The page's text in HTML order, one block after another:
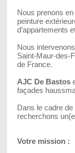
Nous prenons
peinture
d’appartements
Nous
Saint-Maur-des-
de France.
AJC De Bastos
façades
Dans le cadre
recherchons
Votre mission :